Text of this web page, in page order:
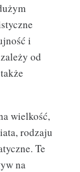
i
od
wielkość,
rodzaju
Te
na